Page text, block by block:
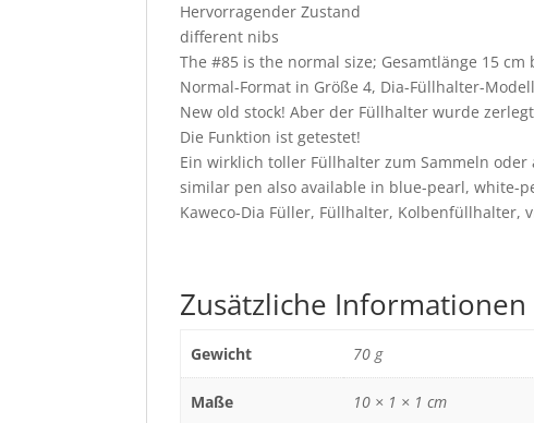
Hervorragender Zustand
different nibs
The #85 is the normal size; Gesamtlänge 15
Normal-Format in Größe 4, Dia-Füllhalter-Modell
New old stock! Aber der Füllhalter wurde
Die Funktion ist getestet!
Ein wirklich toller Füllhalter zum Sammeln oder
similar pen also available in blue-pearl, white-
Kaweco-Dia Füller, Füllhalter, Kolbenfüllhalter,
Zusätzliche Informationen
Gewicht 70 g
Maße 10 × 1 × 1 cm